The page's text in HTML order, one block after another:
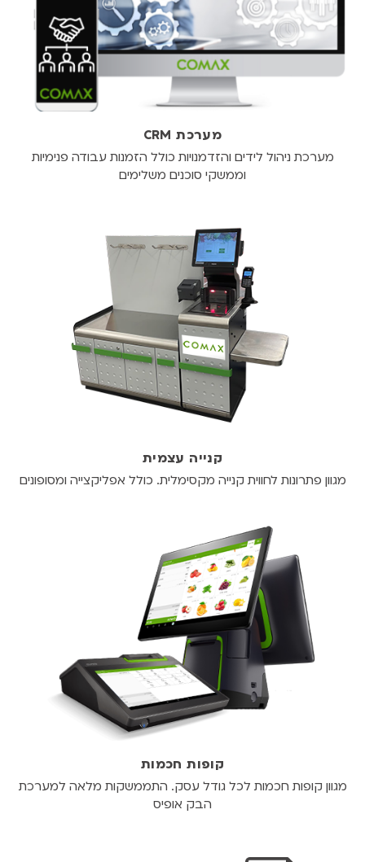
מערכת CRM
מערכת ניהול לידים והזדמנויות כולל הזמנות עבודה פנימיות
וממשקי סוכנים משלימים
קנייה עצמית
מגוון פתרונות לחווית קנייה מקסימלית. כולל אפליקצייה ומסופונים
קופות חכמות
מגוון קופות חכמות לכל גודל עסק. התממשקות מלאה למערכת
הבק אופיס